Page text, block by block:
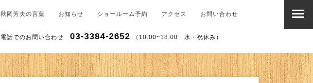
秋岡芳夫の言葉 お知らせ ショールーム予約 アクセス お問い合わせ
電話でのお問い合わせ 03-3384-2652 （10:00~18:00 水・祝休み）